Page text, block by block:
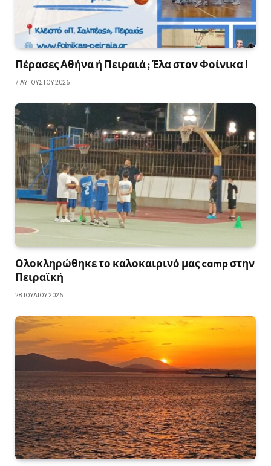
Πέρασες Αθήνα ή Πειραιά ; Έλα στον Φοίνικα !
7 ΑΥΓΟΎΣΤΟΥ 2026
Ολοκληρώθηκε το καλοκαιρινό μας camp στην
Πειραϊκή
28 ΙΟΥΛΊΟΥ 2026